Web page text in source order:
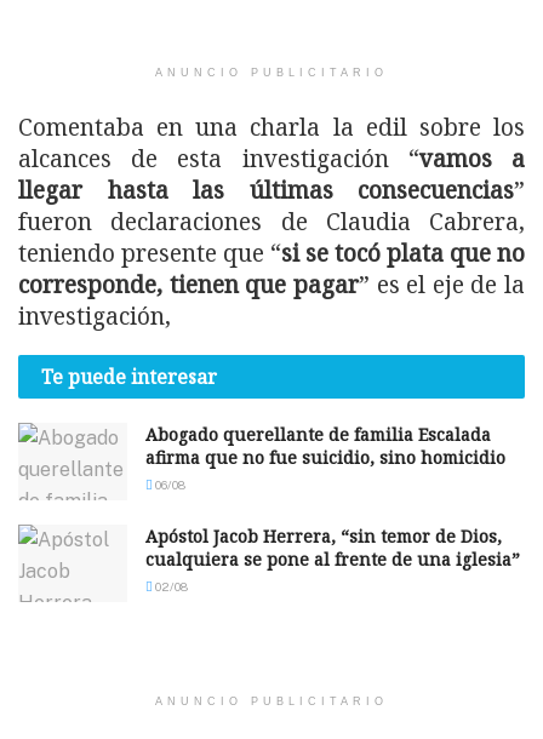
ANUNCIO PUBLICITARIO
Comentaba en una charla la edil sobre los
alcances de esta investigación “vamos a
llegar hasta las últimas consecuencias”
fueron declaraciones de Claudia Cabrera,
teniendo presente que “si se tocó plata que no
corresponde, tienen que pagar” es el eje de la
investigación,
Te puede interesar
Abogado querellante de familia Escalada
afirma que no fue suicidio, sino homicidio
06/08
Apóstol Jacob Herrera, “sin temor de Dios,
cualquiera se pone al frente de una iglesia”
02/08
ANUNCIO PUBLICITARIO